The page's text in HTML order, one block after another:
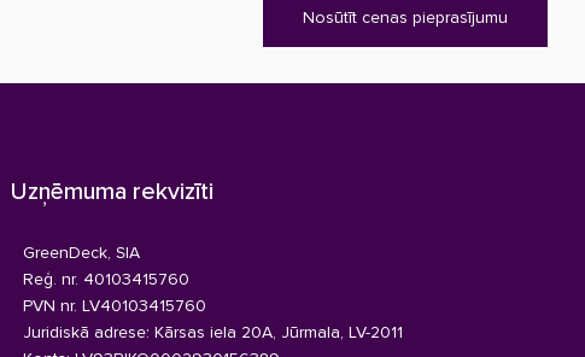
Nosūtīt cenas pieprasījumu
Uzņēmuma rekvizīti
GreenDeck, SIA
Reģ. nr. 40103415760
PVN nr. LV40103415760
Juridiskā adrese: Kārsas iela 20A, Jūrmala, LV-2011